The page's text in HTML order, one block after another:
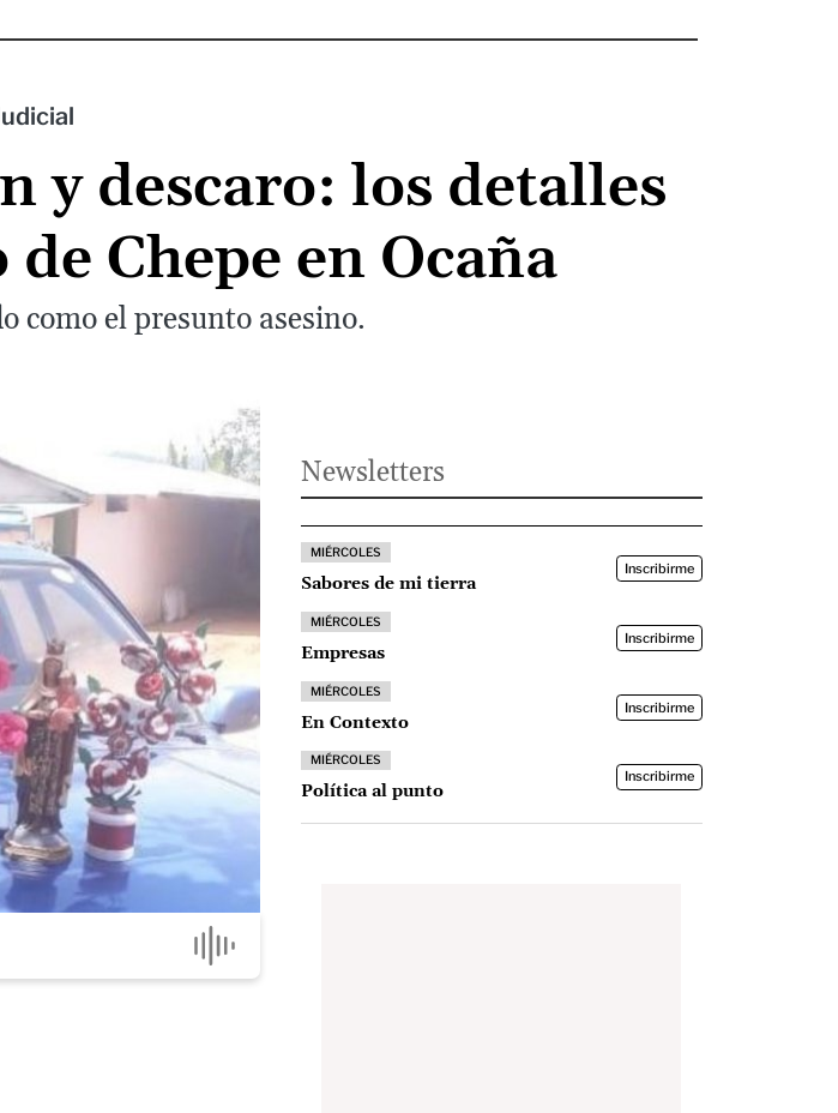
y descaro: los detalles
Chepe en Ocaña
como el presunto asesino.
Newsletters
MIÉRCOLES
Sabores de mi tierra
Inscribirme
MIÉRCOLES
Empresas
Inscribirme
MIÉRCOLES
En Contexto
Inscribirme
MIÉRCOLES
Política al punto
Inscribirme